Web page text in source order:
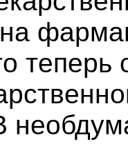
теперь